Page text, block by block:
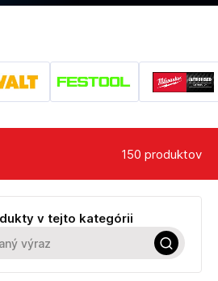
150 produktov
v tejto kategórii